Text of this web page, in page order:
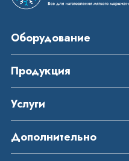
Оборудование
Продукция
Услуги
Дополнительно